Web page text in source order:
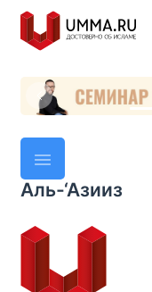
Аль-‘Азииз